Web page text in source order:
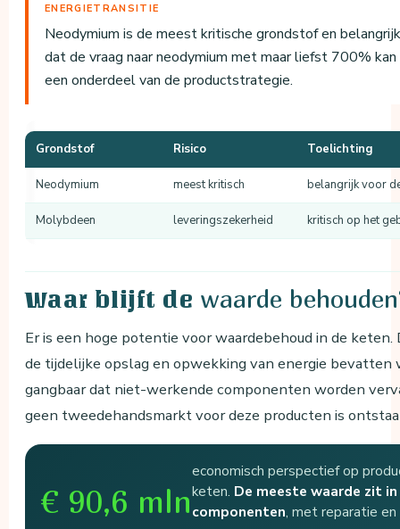
ENERGIETRANSITIE
Neodymium is de meest kritische grondstof en
dat de vraag naar neodymium met maar liefst 700%
een onderdeel van de productstrategie.
Grondstof Risico Toelichting
Neodymium meest kritisch belangrijk voor
Molybdeen leveringszekerheid kritisch op het
Waar blijft de waarde
Er is een hoge potentie voor waardebehoud in de
de tijdelijke opslag en opwekking van energie
gangbaar dat niet-werkende componenten worden
geen tweedehandsmarkt voor deze producten is
€ 90,6 mln
economisch perspectief op
keten. De meeste waarde zit
componenten, met reparatie